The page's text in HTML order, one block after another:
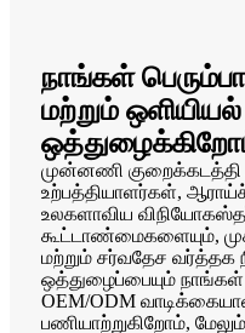
நாங்கள்
மற்றும்
முன்னணி குறைக்கடத்தி
உற்பத்தியாளர்கள்,
உலகளாவிய
கூட்டாண்மைகளையும்,
மற்றும் சர்வதேச
ஒத்துழைப்பையும்
OEM/ODM
பணியாற்றுகிறோம்,